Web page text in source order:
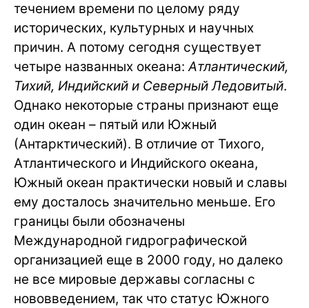
течением времени по целому ряду
исторических, культурных и научных
причин. А потому сегодня существует
четыре названных океана:Атлантический,
Тихий, Индийский и Северный Ледовитый.
Однако некоторые страны признают еще
один океан – пятый или Южный
(Антарктический). В отличие от Тихого,
Атлантического и Индийского океана,
Южный океан практически новый и славы
ему досталось значительно меньше. Его
границы были обозначены
Международной гидрографической
организацией еще в 2000 году, но далеко
не все мировые державы согласны с
нововведением, так что статус Южного